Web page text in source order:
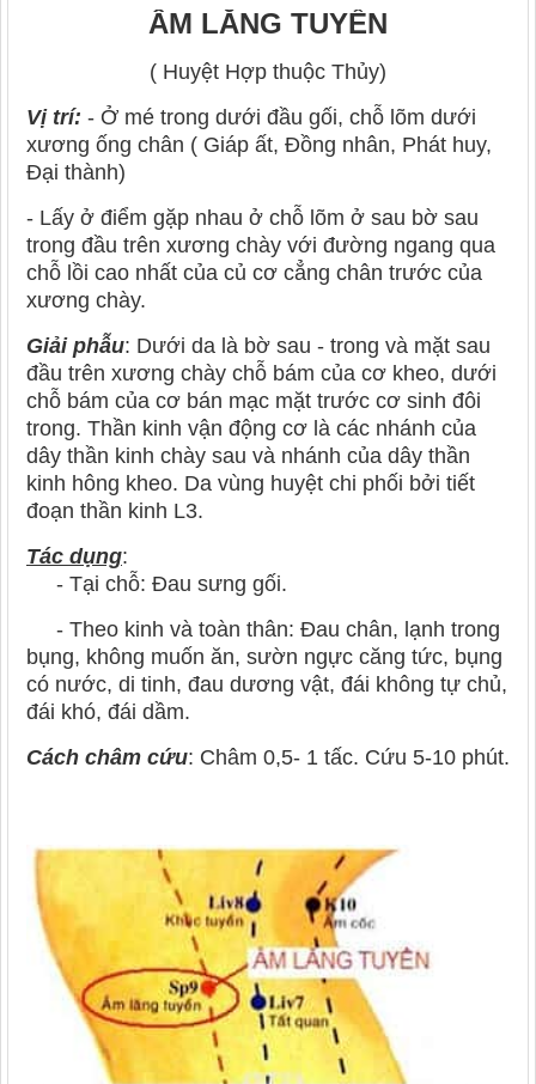
ÂM LĂNG TUYỀN
( Huyệt Hợp thuộc Thủy)
Vị trí: - Ở mé trong dưới đầu gối, chỗ lõm dưới
xương ống chân ( Giáp ất, Đồng nhân, Phát huy,
Đại thành)
- Lấy ở điểm gặp nhau ở chỗ lõm ở sau bờ sau
trong đầu trên xương chày với đường ngang qua
chỗ lồi cao nhất của củ cơ cẳng chân trước của
xương chày.
Giải phẫu: Dưới da là bờ sau - trong và mặt sau
đầu trên xương chày chỗ bám của cơ kheo, dưới
chỗ bám của cơ bán mạc mặt trước cơ sinh đôi
trong. Thần kinh vận động cơ là các nhánh của
dây thần kinh chày sau và nhánh của dây thần
kinh hông kheo. Da vùng huyệt chi phối bởi tiết
đoạn thần kinh L3.
Tác dụng:
- Tại chỗ: Đau sưng gối.
- Theo kinh và toàn thân: Đau chân, lạnh trong
bụng, không muốn ăn, sườn ngực căng tức, bụng
có nước, di tinh, đau dương vật, đái không tự chủ,
đái khó, đái dầm.
Cách châm cứu: Châm 0,5- 1 tấc. Cứu 5-10 phút.